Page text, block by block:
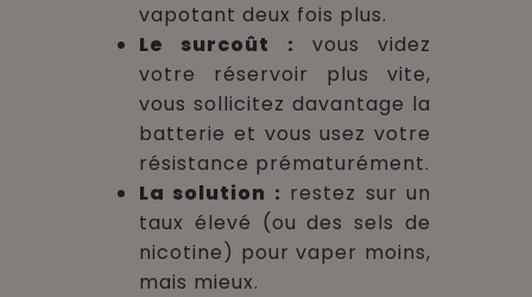
vapotant deux fois plus.
Le surcoût : vous videz
votre réservoir plus vite,
vous sollicitez davantage la
batterie et vous usez votre
résistance prématurément.
La solution : restez sur un
taux élevé (ou des sels de
nicotine) pour vaper moins,
mais mieux.